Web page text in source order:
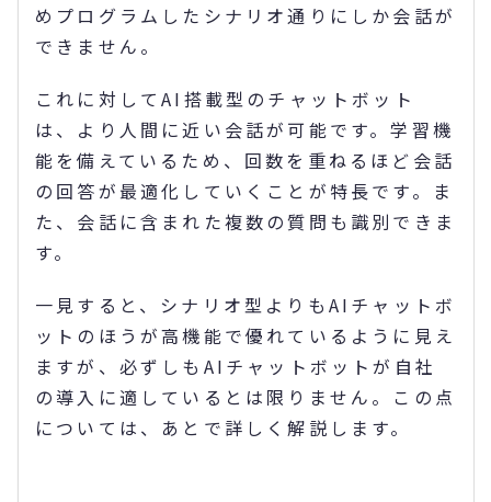
めプログラムしたシナリオ通りにしか会話が
できません。
これに対してAI搭載型のチャットボット
は、より人間に近い会話が可能です。学習機
能を備えているため、回数を重ねるほど会話
の回答が最適化していくことが特長です。ま
た、会話に含まれた複数の質問も識別できま
す。
一見すると、シナリオ型よりもAIチャットボ
ットのほうが高機能で優れているように見え
ますが、必ずしもAIチャットボットが自社
の導入に適しているとは限りません。この点
については、あとで詳しく解説します。